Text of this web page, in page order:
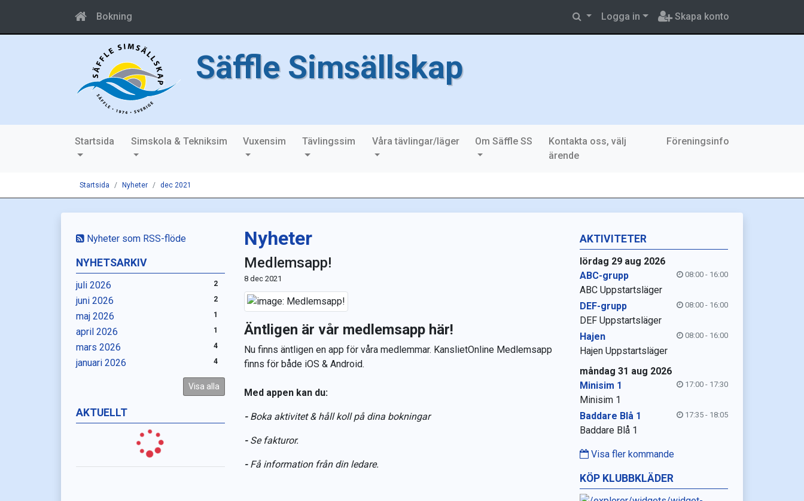
Bokning Logga in Skapa konto
Säffle Simsällskap
Startsida Simskola & Tekniksim Vuxensim Tävlingssim Våra tävlingar/läger Om Säffle SS
Kontakta oss, välj
ärende
Föreningsinfo
Startsida Nyheter dec 2021
Nyheter som RSS-flöde
NYHETSARKIV
juli 2026 2
juni 2026 2
maj 2026 1
april 2026 1
mars 2026 4
januari 2026 4
Visa alla
AKTUELLT
Nyheter
Medlemsapp!
8 dec 2021
Äntligen är vår medlemsapp här!
Nu finns äntligen en app för våra medlemmar. KanslietOnline Medlemsapp
finns för både iOS & Android.
Med appen kan du:
-Boka aktivitet & håll koll på dina bokningar
-Se fakturor.
-Få information från din ledare.
AKTIVITETER
lördag 29 aug 2026
ABC-grupp
08:00 - 16:00
ABC Uppstartsläger
DEF-grupp
08:00 - 16:00
DEF Uppstartsläger
Hajen
08:00 - 16:00
Hajen Uppstartsläger
måndag 31 aug 2026
Minisim 1
17:00 - 17:30
Minisim 1
Baddare Blå 1
17:35 - 18:05
Baddare Blå 1
Visa fler kommande
KÖP KLUBBKLÄDER